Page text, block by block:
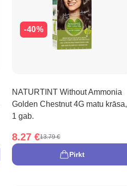
-40%
NATURTINT Without Ammonia
Golden Chestnut 4G matu krāsa,
1 gab.
8.27 €13.79 €
Pirkt